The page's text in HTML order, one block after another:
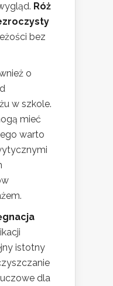
Róż
bez
o
w szkole.
mieć
warto
istotny
dla